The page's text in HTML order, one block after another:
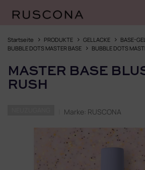
Inhalt
springen
Startseite PRODUKTE GELLACKE
BASE-
BUBBLE DOTS MASTER BASE
BUBBLE DOTS
MASTER BASE
RUSH
Marke: RUSCONA